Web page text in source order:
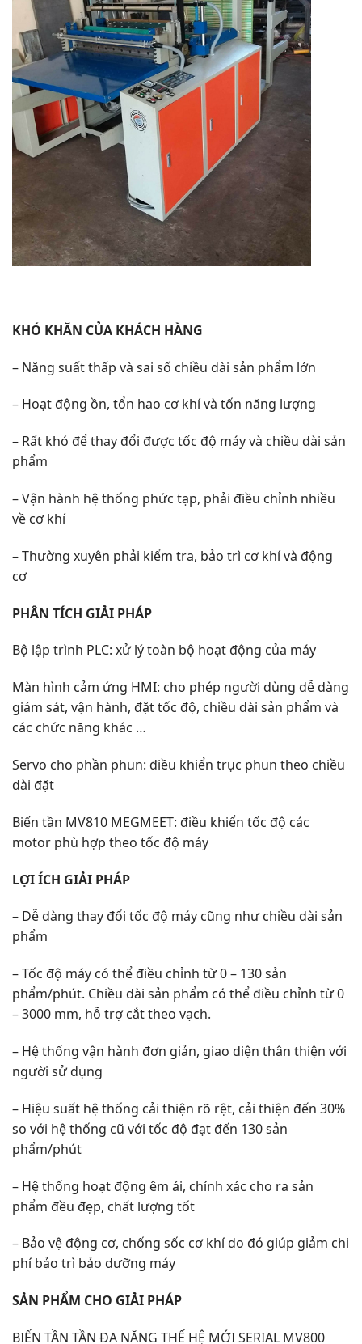
KHÓ KHĂN CỦA KHÁCH HÀNG
– Năng suất thấp và sai số chiều dài sản phẩm lớn
– Hoạt động ồn, tổn hao cơ khí và tốn năng lượng
– Rất khó để thay đổi được tốc độ máy và chiều dài sản
phẩm
– Vận hành hệ thống phức tạp, phải điều chỉnh nhiều
về cơ khí
– Thường xuyên phải kiểm tra, bảo trì cơ khí và động
cơ
PHÂN TÍCH GIẢI PHÁP
Bộ lập trình PLC: xử lý toàn bộ hoạt động của máy
Màn hình cảm ứng HMI: cho phép người dùng dễ dàng
giám sát, vận hành, đặt tốc độ, chiều dài sản phẩm và
các chức năng khác …
Servo cho phần phun: điều khiển trục phun theo chiều
dài đặt
Biến tần MV810 MEGMEET: điều khiển tốc độ các
motor phù hợp theo tốc độ máy
LỢI ÍCH GIẢI PHÁP
– Dễ dàng thay đổi tốc độ máy cũng như chiều dài sản
phẩm
– Tốc độ máy có thể điều chỉnh từ 0 – 130 sản
phẩm/phút. Chiều dài sản phẩm có thể điều chỉnh từ 0
– 3000 mm, hỗ trợ cắt theo vạch.
– Hệ thống vận hành đơn giản, giao diện thân thiện với
người sử dụng
– Hiệu suất hệ thống cải thiện rõ rệt, cải thiện đến 30%
so với hệ thống cũ với tốc độ đạt đến 130 sản
phẩm/phút
– Hệ thống hoạt động êm ái, chính xác cho ra sản
phẩm đều đẹp, chất lượng tốt
– Bảo vệ động cơ, chống sốc cơ khí do đó giúp giảm chi
phí bảo trì bảo dưỡng máy
SẢN PHẨM CHO GIẢI PHÁP
BIẾN TẦN TẦN ĐA NĂNG THẾ HỆ MỚI SERIAL MV800